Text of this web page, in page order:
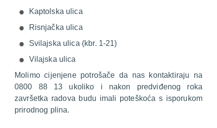
Kaptolska ulica
Risnjačka ulica
Svilajska ulica (kbr. 1-21)
Vilajska ulica
Molimo cijenjene potrošače da nas kontaktiraju na
0800 88 13 ukoliko i nakon predviđenog roka
završetka radova budu imali poteškoća s isporukom
prirodnog plina.